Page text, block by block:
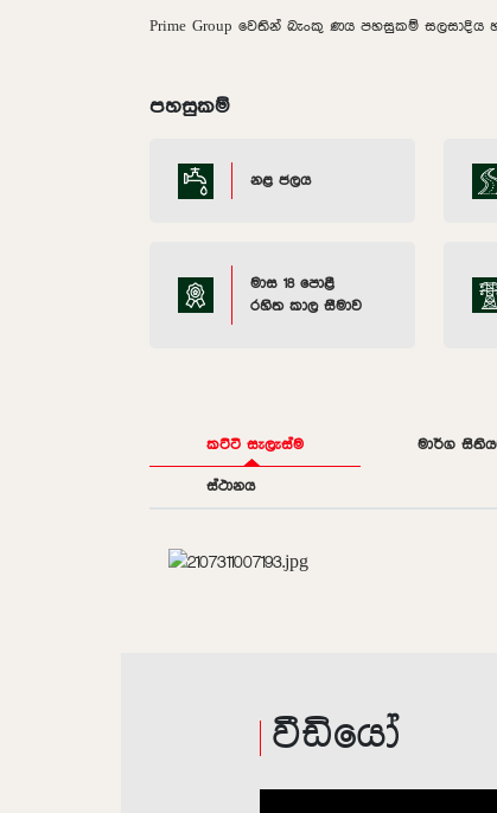
Prime Group වෙතින් බැංකු ණය පහසුකම් සලසාදිය
පහසුකම්
නළ ජලය
මාස 18 පොළී
රහිත කාල සීමාව
කට්ටි සැලැස්ම මාර්ග
ස්ථානය
වීඩියෝ